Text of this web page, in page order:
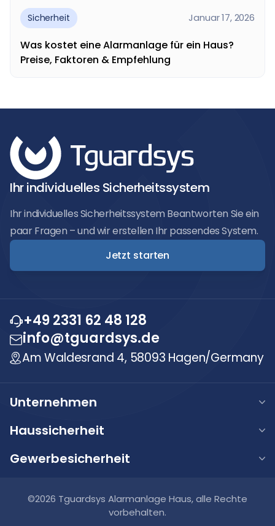
Sicherheit Januar 17, 2026
Was kostet eine Alarmanlage für ein Haus?
Preise, Faktoren & Empfehlung
Ihr individuelles Sicherheitssystem
Ihr individuelles Sicherheitssystem Beantworten Sie ein
paar Fragen – und wir erstellen Ihr passendes System.
Jetzt starten
+49 2331 62 48 128
info@tguardsys.de
Am Waldesrand 4, 58093 Hagen/Germany
Unternehmen
Karriere
Blog
Haussicherheit
Smart Home Systeme
Gewerbesicherheit
Gewerbe Videoüberwachung
Gewerbe Brandmeldeanlagen
©2026 Tguardsys Alarmanlage Haus, alle Rechte
vorbehalten.